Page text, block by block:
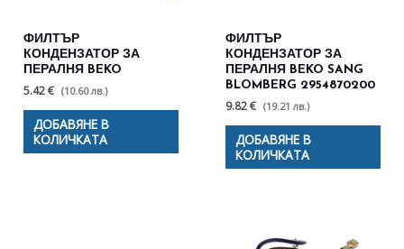
ФИЛТЪР
КОНДЕНЗАТОР ЗА
ПЕРАЛНЯ BEKO
5.42 € (10.60 лв.)
ДОБАВЯНЕ В
КОЛИЧКАТА
ФИЛТЪР
КОНДЕНЗАТОР ЗА
ПЕРАЛНЯ BEKO SANG
BLOMBERG 2954870200
9.82 € (19.21 лв.)
ДОБАВЯНЕ В
КОЛИЧКАТА